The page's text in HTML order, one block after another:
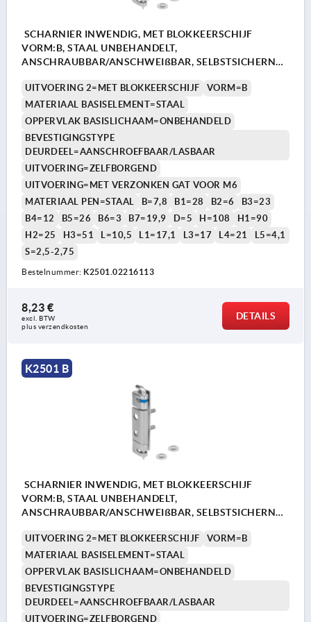
SCHARNIER INWENDIG, MET BLOKKEERSCHIJF
VORM:B, STAAL UNBEHANDELT,
ANSCHRAUBBAR/ANSCHWEIßBAR, SELBSTSICHERND,
UITVOERING 2=MET BLOKKEERSCHIJF
VORM=B
MATERIAAL BASISELEMENT=STAAL
OPPERVLAK BASISLICHAAM=ONBEHANDELD
BEVESTIGINGSTYPE
DEURDEEL=AANSCHROEFBAAR/LASBAAR
UITVOERING=ZELFBORGEND
UITVOERING=MET VERZONKEN GAT VOOR M6
MATERIAAL PEN=STAAL
B=7,8 B1=28 B2=6
B3=23
B4=12
B5=26 B6=3 B7=19,9 D=5 H=108
H1=90
H2=25
H3=51 L=10,5 L1=17,1 L3=17 L4=21
L5=4,1
S=2,5-2,75
Bestelnummer: K2501.02216113
8,23 €
excl. BTW
plus verzendkosten
DETAILS
K2501 B
SCHARNIER INWENDIG, MET BLOKKEERSCHIJF
VORM:B, STAAL UNBEHANDELT,
ANSCHRAUBBAR/ANSCHWEIßBAR, SELBSTSICHERND,
UITVOERING 2=MET BLOKKEERSCHIJF
VORM=B
MATERIAAL BASISELEMENT=STAAL
OPPERVLAK BASISLICHAAM=ONBEHANDELD
BEVESTIGINGSTYPE
DEURDEEL=AANSCHROEFBAAR/LASBAAR
UITVOERING=ZELFBORGEND